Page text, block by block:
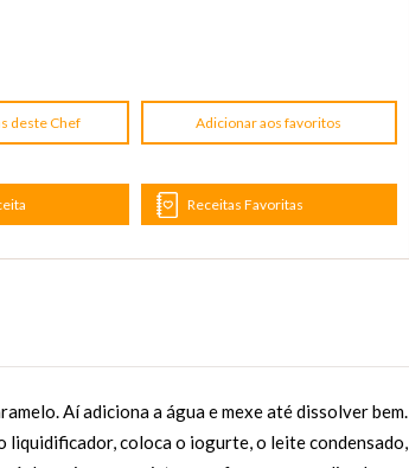
deste Chef Adicionar aos favoritos
Receitas Favoritas
Aí adiciona a água e mexe até dissolver bem.
liquidificador, coloca o iogurte, o leite condensado,